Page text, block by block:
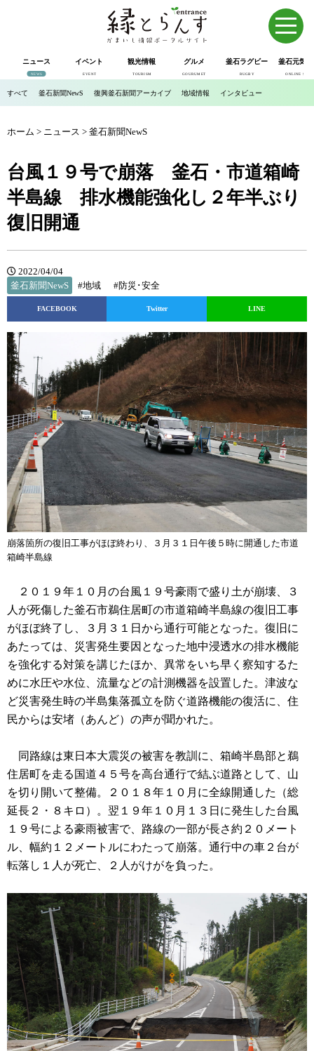
ニュース
NEWS
イベント
EVENT
観光情報
TOURISM
グルメ
GOURUMET
釜石ラグビー
RUGBY
釜石元気
ONLINE SHOP
すべて 釜石新聞NewS 復興釜石新聞アーカイブ 地域情報 インタビュー
ホーム > ニュース > 釜石新聞NewS
台風１９号で崩落 釜石・市道箱崎
半島線 排水機能強化し２年半ぶり
復旧開通
2022/04/04
釜石新聞NewS
#地域 #防災･安全
FACEBOOK Twitter LINE
崩落箇所の復旧工事がほぼ終わり、３月３１日午後５時に開通した市道
箱崎半島線
２０１９年１０月の台風１９号豪雨で盛り土が崩壊、３
人が死傷した釜石市鵜住居町の市道箱崎半島線の復旧工事
がほぼ終了し、３月３１日から通行可能となった。復旧に
あたっては、災害発生要因となった地中浸透水の排水機能
を強化する対策を講じたほか、異常をいち早く察知するた
めに水圧や水位、流量などの計測機器を設置した。津波な
ど災害発生時の半島集落孤立を防ぐ道路機能の復活に、住
民からは安堵（あんど）の声が聞かれた。
同路線は東日本大震災の被害を教訓に、箱崎半島部と鵜
住居町を走る国道４５号を高台通行で結ぶ道路として、山
を切り開いて整備。２０１８年１０月に全線開通した（総
延長２・８キロ）。翌１９年１０月１３日に発生した台風
１９号による豪雨被害で、路線の一部が長さ約２０メート
ル、幅約１２メートルにわたって崩落。通行中の車２台が
転落し１人が死亡、２人がけがを負った。